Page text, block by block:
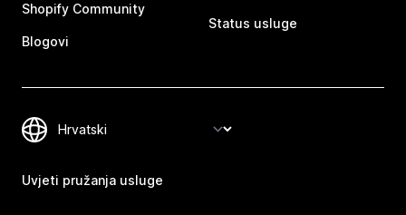
Shopify Community
Blogovi
Status usluge
Uvjeti pružanja usluge